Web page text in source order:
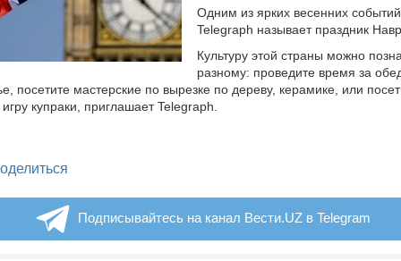
Одним из ярких весенних
Telegraph называет праздник
Культуру этой страны можно
разному: проведите время за
посетите мастерские по вырезке по дереву, керамике, или
купраки, приглашает Telegraph.
Подписывайтесь на канал Вести.UZ в Telegram